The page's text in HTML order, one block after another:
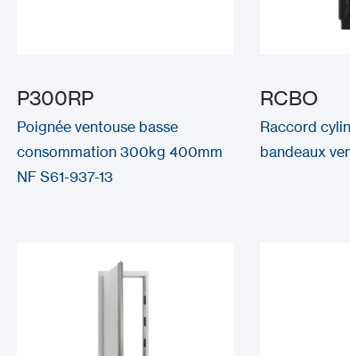
P300RP
Poignée ventouse basse
consommation 300kg 400mm
NF S61-937-13
RCBO
Raccord
bandeaux